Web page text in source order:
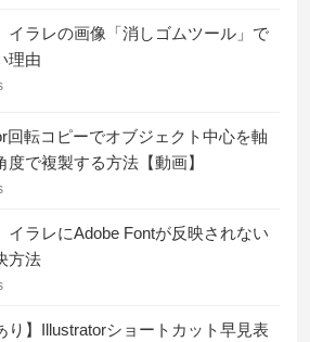
イラレの画像「消しゴムツール」で
理由
回転コピーでオブジェクト中心を軸
度で複製する方法【動画】
イラレにAdobe Fontが反映されない
方法
り】Illustratorショートカット早見表